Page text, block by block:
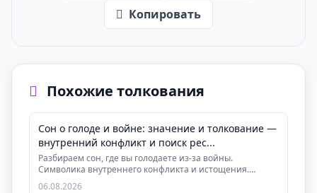
Копировать
Похожие толкования
Сон о голоде и войне: значение и толкование —
внутренний конфликт и поиск рес...
Разбираем сон, где вы голодаете из-за войны.
Символика внутреннего конфликта и истощения.
Практическ...
06.08.2026